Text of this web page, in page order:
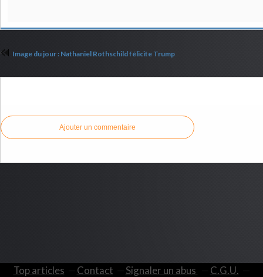
Image du jour : Nathaniel Rothschild félicite Trump
Ajouter un commentaire
Top articles Contact Signaler un abus
C.G.U.